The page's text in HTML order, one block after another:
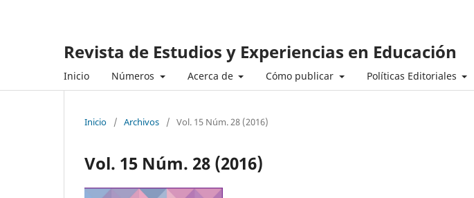
Revista de Estudios y Experiencias en Educación
Inicio Números Acerca de Cómo publicar Políticas Editoriales
Inicio / Archivos / Vol. 15 Núm. 28 (2016)
Vol. 15 Núm. 28 (2016)